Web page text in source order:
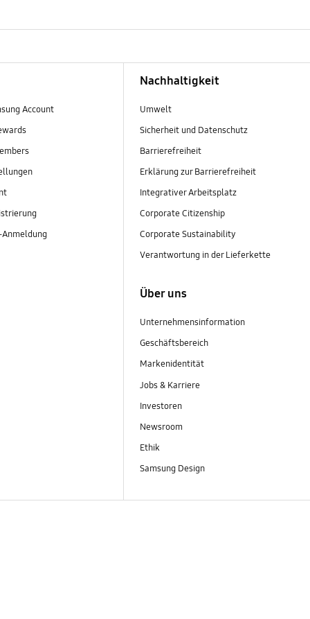
Account
Nachhaltigkeit
Umwelt
Sicherheit und Datenschutz
Barrierefreiheit
Erklärung zur Barrierefreiheit
Integrativer Arbeitsplatz
Corporate Citizenship
Corporate Sustainability
Verantwortung in der Lieferkette
Über uns
Unternehmensinformation
Geschäftsbereich
Markenidentität
Jobs & Karriere
Investoren
Newsroom
Ethik
Samsung Design